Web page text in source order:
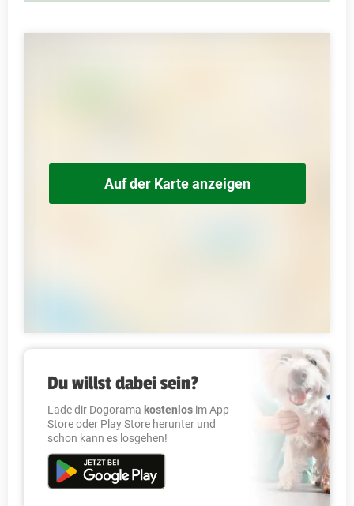
Auf der Karte anzeigen
Du willst dabei sein?
Lade dir Dogorama kostenlos im App
Store oder Play Store herunter und
schon kann es losgehen!